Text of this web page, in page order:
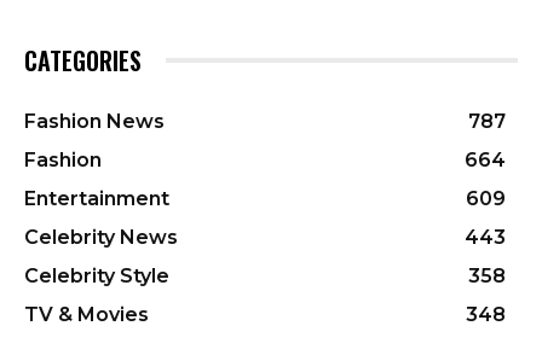
CATEGORIES
Fashion News
787
Fashion
664
Entertainment
609
Celebrity News
443
Celebrity Style
358
TV & Movies
348